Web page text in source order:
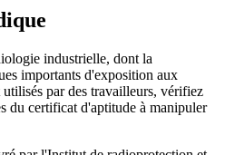
industrielle, dont la
importants d'exposition aux
par des travailleurs, vérifiez
du certificat d'aptitude à manipuler